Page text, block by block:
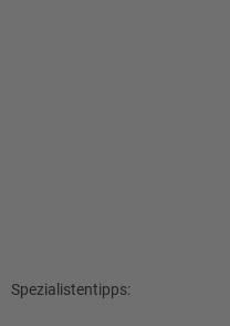
Spezialistentipps: